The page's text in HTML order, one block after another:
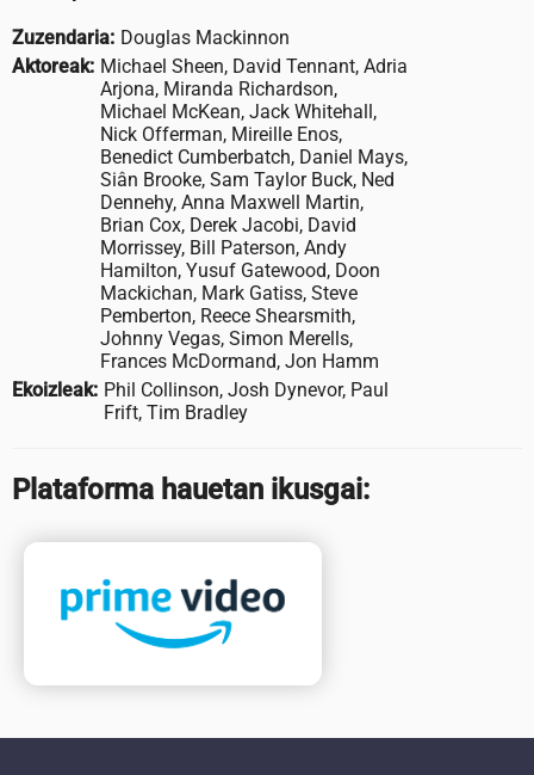
Zuzendaria: Douglas Mackinnon
Aktoreak: Michael Sheen, David Tennant, Adria
Arjona, Miranda Richardson,
Michael McKean, Jack Whitehall,
Nick Offerman, Mireille Enos,
Benedict Cumberbatch, Daniel Mays,
Siân Brooke, Sam Taylor Buck, Ned
Dennehy, Anna Maxwell Martin,
Brian Cox, Derek Jacobi, David
Morrissey, Bill Paterson, Andy
Hamilton, Yusuf Gatewood, Doon
Mackichan, Mark Gatiss, Steve
Pemberton, Reece Shearsmith,
Johnny Vegas, Simon Merells,
Frances McDormand, Jon Hamm
Ekoizleak: Phil Collinson, Josh Dynevor, Paul
Frift, Tim Bradley
Plataforma hauetan ikusgai: